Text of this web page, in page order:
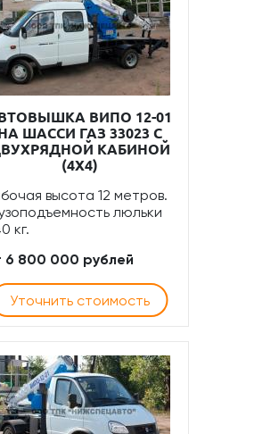
ВИПО 12-01
ШАССИ ГАЗ 33023 С
КАБИНОЙ
(4Х4)
высота 12 метров.
люльки
кг.
6 800 000 рублей
Уточнить стоимость